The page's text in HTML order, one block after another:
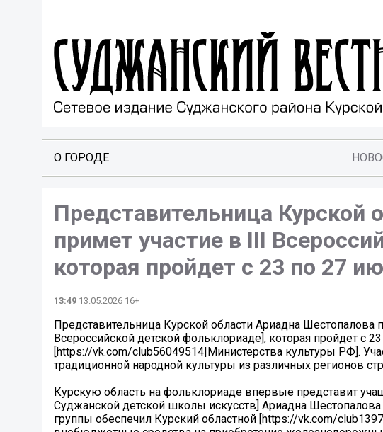
О ГОРОДЕ
Представительница Курской
примет участие в III
которая пройдет с 23 по 27
13:49 13.05.2026 16+
Представительница Курской области Ариадна
Всероссийской детской фольклориаде], которая пройдет с
[https://vk.com/club56049514|Министерства культуры РФ].
традиционной народной культуры из различных регионов
Курскую область на фольклориаде впервые представит
Суджанской детской школы искусств] Ариадна
группы обеспечил Курский областной [https://vk.com/